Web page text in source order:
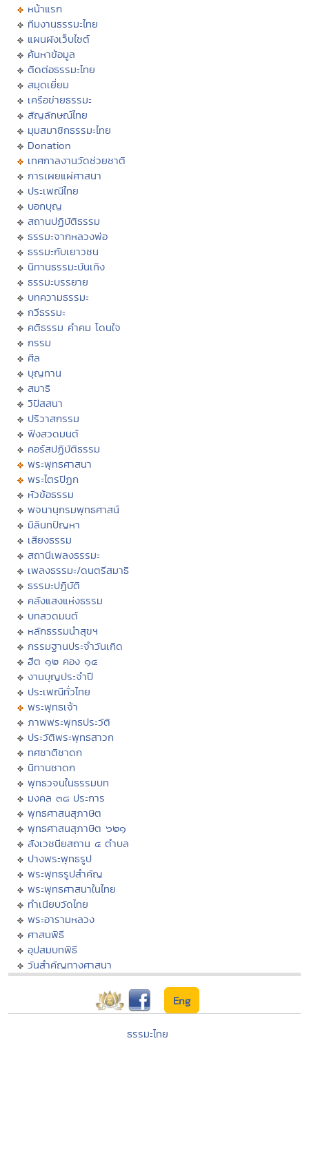
หน้าแรก
ทีมงานธรรมะไทย
แผนผังเว็บไซต์
ค้นหาข้อมูล
ติดต่อธรรมะไทย
สมุดเยี่ยม
เครือข่ายธรรมะ
สัญลักษณ์ไทย
มุมสมาชิกธรรมะไทย
Donation
เทศกาลงานวัดช่วยชาติ
การเผยแผ่ศาสนา
ประเพณีไทย
บอกบุญ
สถานปฏิบัติธรรม
ธรรมะจากหลวงพ่อ
ธรรมะกับเยาวชน
นิทานธรรมะบันเทิง
ธรรมะบรรยาย
บทความธรรมะ
กวีธรรมะ
คติธรรม คำคม โดนใจ
กรรม
ศีล
บุญทาน
สมาธิ
วิปัสสนา
ปริวาสกรรม
ฟังสวดมนต์
คอร์สปฏิบัติธรรม
พระพุทธศาสนา
พระไตรปิฏก
หัวข้อธรรม
พจนานุกรมพุทธศาสน์
มิลินทปัญหา
เสียงธรรม
สถานีเพลงธรรมะ
เพลงธรรมะ/ดนตรีสมาธิ
ธรรมะปฏิบัติ
คลังแสงแห่งธรรม
บทสวดมนต์
หลักธรรมนำสุขฯ
กรรมฐานประจำวันเกิด
ฮีต ๑๒ คอง ๑๔
งานบุญประจำปี
ประเพณีทั่วไทย
พระพุทธเจ้า
ภาพพระพุทธประวัติ
ประวัติพระพุทธสาวก
ทศชาติชาดก
นิทานชาดก
พุทธวจนในธรรมบท
มงคล ๓๘ ประการ
พุทธศาสนสุภาษิต
พุทธศาสนสุภาษิต ๖๒๑
สังเวชนียสถาน ๔ ตำบล
ปางพระพุทธรูป
พระพุทธรูปสำคัญ
พระพุทธศาสนาในไทย
ทำเนียบวัดไทย
พระอารามหลวง
ศาสนพิธี
อุปสมบทพิธี
วันสำคัญทางศาสนา
Eng
ธรรมะไทย